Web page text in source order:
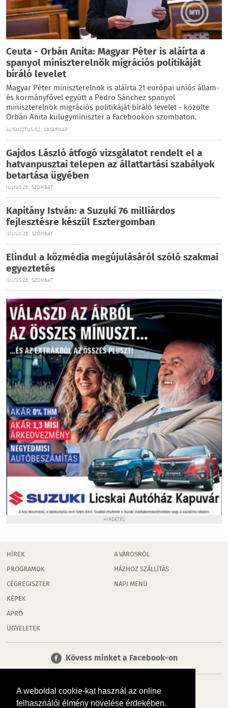
A weboldal cookie-kat használ az online
felhasználói élmény növelése érdekében.
Ceuta - Orbán Anita: Magyar Péter is aláírta a
spanyol miniszterelnök migrációs politikáját
bíráló levelet
Magyar Péter miniszterelnök is aláírta 21 európai uniós állam-
és kormányfővel együtt a Pedro Sánchez spanyol
miniszterelnök migrációs politikáját bíráló levelet - közölte
Orbán Anita külügyminiszter a Facebookon szombaton.
AUGUSZTUS 02., VASÁRNAP
Gajdos László átfogó vizsgálatot rendelt el a
hatvanpusztai telepen az állattartási szabályok
betartása ügyében
JÚLIUS 25., SZOMBAT
Kapitány István: a Suzuki 76 milliárdos
fejlesztésre készül Esztergomban
JÚLIUS 25., SZOMBAT
Elindul a közmédia megújulásáról szóló szakmai
egyeztetés
JÚLIUS 25., SZOMBAT
HIRDETÉS
HÍREK
PROGRAMOK
CÉGREGISZTER
KÉPEK
APRÓ
ÜGYELETEK
A VÁROSRÓL
HÁZHOZ SZÁLLÍTÁS
NAPI MENÜ
Kövess minket a Facebook-on